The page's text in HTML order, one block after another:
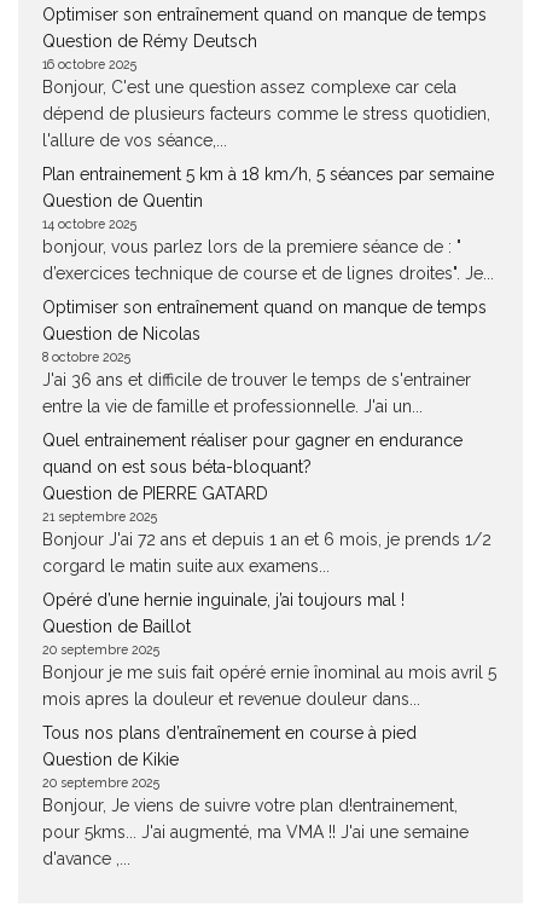
Optimiser son entraînement quand on manque de temps
Question de Rémy Deutsch
16 octobre 2025
Bonjour, C'est une question assez complexe car cela
dépend de plusieurs facteurs comme le stress quotidien,
l'allure de vos séance,...
Plan entrainement 5 km à 18 km/h, 5 séances par semaine
Question de Quentin
14 octobre 2025
bonjour, vous parlez lors de la premiere séance de : "
d’exercices technique de course et de lignes droites". Je...
Optimiser son entraînement quand on manque de temps
Question de Nicolas
8 octobre 2025
J'ai 36 ans et difficile de trouver le temps de s'entrainer
entre la vie de famille et professionnelle. J'ai un...
Quel entrainement réaliser pour gagner en endurance
quand on est sous béta-bloquant?
Question de PIERRE GATARD
21 septembre 2025
Bonjour J'ai 72 ans et depuis 1 an et 6 mois, je prends 1/2
corgard le matin suite aux examens...
Opéré d’une hernie inguinale, j’ai toujours mal !
Question de Baillot
20 septembre 2025
Bonjour je me suis fait opéré ernie înominal au mois avril 5
mois apres la douleur et revenue douleur dans...
Tous nos plans d’entraînement en course à pied
Question de Kikie
20 septembre 2025
Bonjour, Je viens de suivre votre plan d!entrainement,
pour 5kms... J'ai augmenté, ma VMA !! J'ai une semaine
d'avance ,...